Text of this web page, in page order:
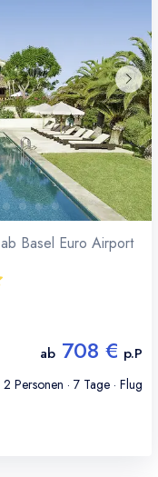
ab Basel Euro Airport
ab 708 € p.P
2 Personen · 7 Tage · Flug